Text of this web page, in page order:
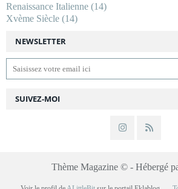
NEWSLETTER
SUIVEZ-MOI
Renaissance Italienne (14)
Xvème Siècle (14)
Thème Magazine © - Hébergé